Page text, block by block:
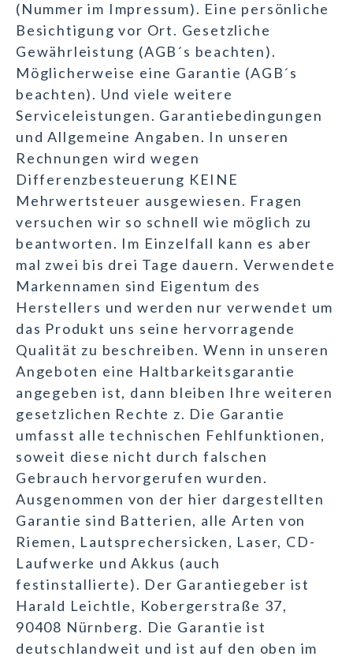
(Nummer im Impressum). Eine persönliche
Besichtigung vor Ort. Gesetzliche
Gewährleistung (AGB´s beachten).
Möglicherweise eine Garantie (AGB´s
beachten). Und viele weitere
Serviceleistungen. Garantiebedingungen
und Allgemeine Angaben. In unseren
Rechnungen wird wegen
Differenzbesteuerung KEINE
Mehrwertsteuer ausgewiesen. Fragen
versuchen wir so schnell wie möglich zu
beantworten. Im Einzelfall kann es aber
mal zwei bis drei Tage dauern. Verwendete
Markennamen sind Eigentum des
Herstellers und werden nur verwendet um
das Produkt uns seine hervorragende
Qualität zu beschreiben. Wenn in unseren
Angeboten eine Haltbarkeitsgarantie
angegeben ist, dann bleiben Ihre weiteren
gesetzlichen Rechte z. Die Garantie
umfasst alle technischen Fehlfunktionen,
soweit diese nicht durch falschen
Gebrauch hervorgerufen wurden.
Ausgenommen von der hier dargestellten
Garantie sind Batterien, alle Arten von
Riemen, Lautsprechersicken, Laser, CD-
Laufwerke und Akkus (auch
festinstallierte). Der Garantiegeber ist
Harald Leichtle, Kobergerstraße 37,
90408 Nürnberg. Die Garantie ist
deutschlandweit und ist auf den oben im